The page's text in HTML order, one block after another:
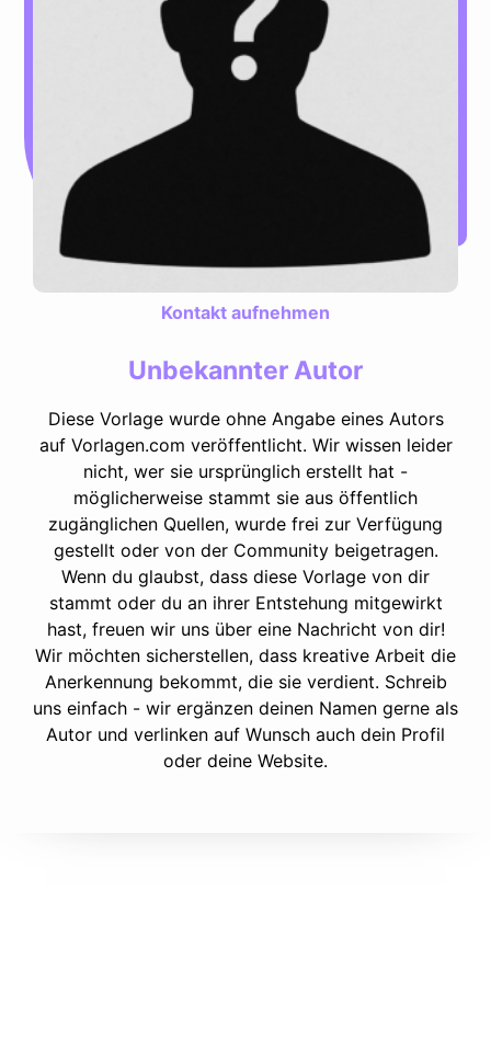
Kontakt aufnehmen
Unbekannter Autor
Diese Vorlage wurde ohne Angabe eines Autors
auf Vorlagen.com veröffentlicht. Wir wissen leider
nicht, wer sie ursprünglich erstellt hat -
möglicherweise stammt sie aus öffentlich
zugänglichen Quellen, wurde frei zur Verfügung
gestellt oder von der Community beigetragen.
Wenn du glaubst, dass diese Vorlage von dir
stammt oder du an ihrer Entstehung mitgewirkt
hast, freuen wir uns über eine Nachricht von dir!
Wir möchten sicherstellen, dass kreative Arbeit die
Anerkennung bekommt, die sie verdient. Schreib
uns einfach - wir ergänzen deinen Namen gerne als
Autor und verlinken auf Wunsch auch dein Profil
oder deine Website.